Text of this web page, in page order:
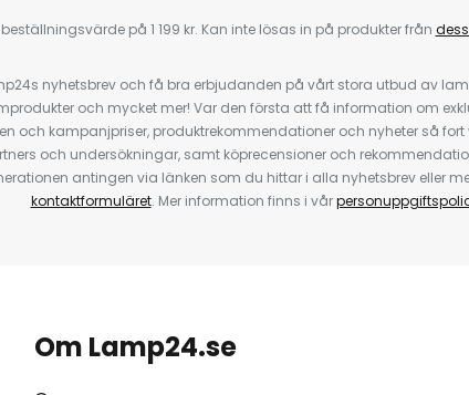
på 1 199 kr. Kan inte lösas in på produkter från
nyhetsbrev och få bra erbjudanden på vårt stora utbud av
och mycket mer! Var den första att få information om
och kampanjpriser, produktrekommendationer och nyheter så
och undersökningar, samt köprecensioner och
antingen via länken som du hittar i alla nyhetsbrev eller
kontaktformuläret. Mer information finns i vår
Om Lamp24.se